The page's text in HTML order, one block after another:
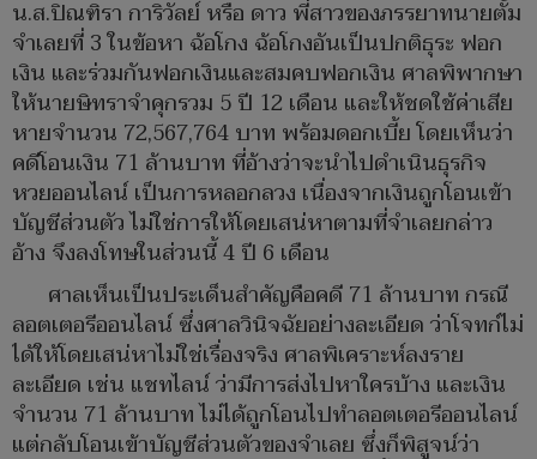
น.ส.ปิณฑิรา การิวัลย์ หรือ ดาว พี่สาวของภรรยาทนายตั้ม
จำเลยที่ 3 ในข้อหา ฉ้อโกง ฉ้อโกงอันเป็นปกติธุระ ฟอก
เงิน และร่วมกันฟอกเงินและสมคบฟอกเงิน ศาลพิพากษา
ให้นายษิทราจำคุกรวม 5 ปี 12 เดือน และให้ชดใช้ค่าเสีย
หายจำนวน 72,567,764 บาท พร้อมดอกเบี้ย โดยเห็นว่า
คดีโอนเงิน 71 ล้านบาท ที่อ้างว่าจะนำไปดำเนินธุรกิจ
หวยออนไลน์ เป็นการหลอกลวง เนื่องจากเงินถูกโอนเข้า
บัญชีส่วนตัว ไม่ใช่การให้โดยเสน่หาตามที่จำเลยกล่าว
อ้าง จึงลงโทษในส่วนนี้ 4 ปี 6 เดือน
ศาลเห็นเป็นประเด็นสำคัญคือคดี 71 ล้านบาท กรณี
ลอตเตอรีออนไลน์ ซึ่งศาลวินิจฉัยอย่างละเอียด ว่าโจทก์ไม่
ได้ให้โดยเสน่หาไม่ใช่เรื่องจริง ศาลพิเคราะห์ลงราย
ละเอียด เช่น แชทไลน์ ว่ามีการส่งไปหาใครบ้าง และเงิน
จำนวน 71 ล้านบาท ไม่ได้ถูกโอนไปทำลอตเตอรีออนไลน์
แต่กลับโอนเข้าบัญชีส่วนตัวของจำเลย ซึ่งก็พิสูจน์ว่า